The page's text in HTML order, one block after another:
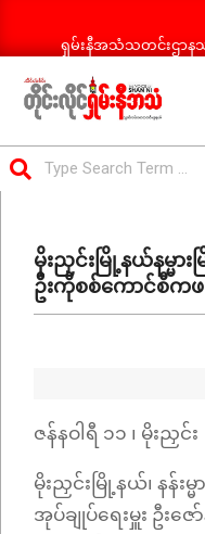
ရှမ်းနီအသံသတင်းဌာန
ရှမ်း
နီ
သတင်း
Menuမိုးညှင်းမြို့နယ်နမ္မာ
ဦးကိုစစ်ကောင်စီကဖ
ဇန်နဝါရီ ၁၁ ၊ မိုးညှင်း
မိုးညှင်းမြို့နယ်၊ နန်း
အုပ်ချုပ်ရေးမှူး ဦး